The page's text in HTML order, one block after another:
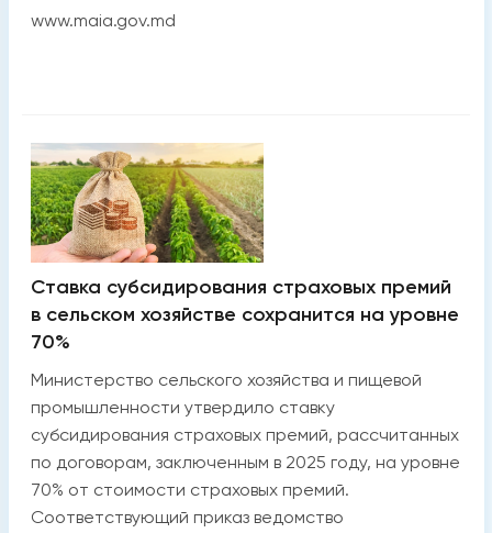
www.maia.gov.md
Ставка субсидирования страховых премий
в сельском хозяйстве сохранится на уровне
70%
Министерство сельского хозяйства и пищевой
промышленности утвердило ставку
субсидирования страховых премий, рассчитанных
по договорам, заключенным в 2025 году, на уровне
70% от стоимости страховых премий.
Соответствующий приказ ведомство